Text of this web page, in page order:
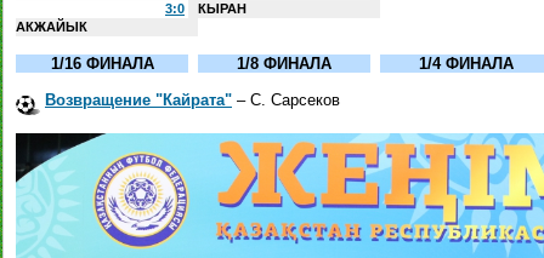
3:0
КЫРАН
АКЖАЙЫК
1/16 ФИНАЛА 1/8 ФИНАЛА
1/4 ФИНАЛА
Возвращение "Кайрата" – С. Сарсеков